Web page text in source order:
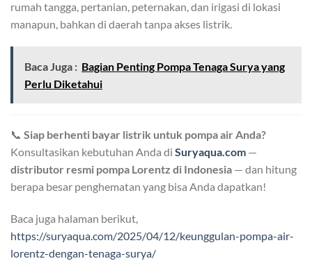
rumah tangga, pertanian, peternakan, dan irigasi di lokasi
manapun, bahkan di daerah tanpa akses listrik.
Baca Juga : Bagian Penting Pompa Tenaga Surya yang
Perlu Diketahui
📞 Siap berhenti bayar listrik untuk pompa air Anda?
Konsultasikan kebutuhan Anda di Suryaqua.com —
distributor resmi pompa Lorentz di Indonesia — dan hitung
berapa besar penghematan yang bisa Anda dapatkan!
Baca juga halaman berikut,
https://suryaqua.com/2025/04/12/keunggulan-pompa-air-
lorentz-dengan-tenaga-surya/